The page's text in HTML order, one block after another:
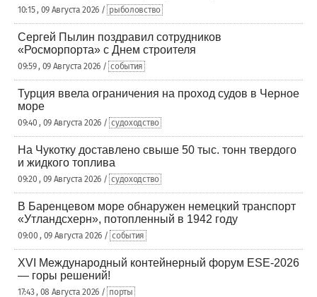
10:15 , 09 Августа 2026 / рыболовство
Сергей Пылин поздравил сотрудников
«Росморпорта» с Днем строителя
09:59 , 09 Августа 2026 / события
Турция ввела ограничения на проход судов в Черное
море
09:40 , 09 Августа 2026 / судоходство
На Чукотку доставлено свыше 50 тыс. тонн твердого
и жидкого топлива
09:20 , 09 Августа 2026 / судоходство
В Баренцевом море обнаружен немецкий транспорт
«Утландсхерн», потопленный в 1942 году
09:00 , 09 Августа 2026 / события
XVI Международный контейнерный форум ESE-2026
— горы решений!
17:43 , 08 Августа 2026 / порты